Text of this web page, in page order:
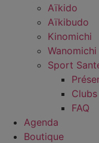
Aïkido
Aïkibudo
Kinomichi
Sport
FAQ
Agenda
Boutique